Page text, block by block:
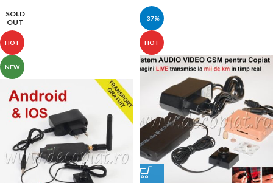
SOLD
OUT
HOT
NEW
-37%
HOT